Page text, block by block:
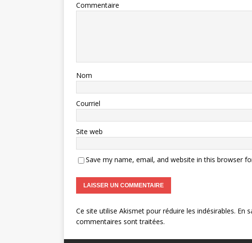
Commentaire
Nom
Courriel
Site web
Save my name, email, and website in this browser
Ce site utilise Akismet pour réduire les indésirables. En
commentaires sont traitées.